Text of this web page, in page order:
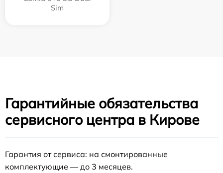
Sim
Гарантийные обязательства
сервисного центра в Кирове
Гарантия от сервиса: на смонтированные
комплектующие — до 3 месяцев.